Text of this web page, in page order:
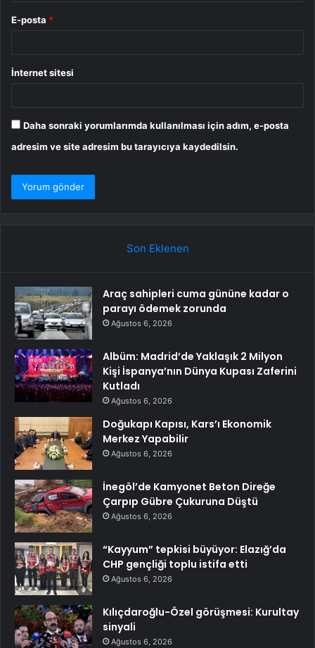
E-posta *
İnternet sitesi
Daha sonraki yorumlarımda kullanılması için adım, e-posta
adresim ve site adresim bu tarayıcıya kaydedilsin.
Son Eklenen
Araç sahipleri cuma gününe kadar o
parayı ödemek zorunda
Ağustos 6, 2026
Albüm: Madrid’de Yaklaşık 2 Milyon
Kişi İspanya’nın Dünya Kupası Zaferini
Kutladı
Ağustos 6, 2026
Doğukapı Kapısı, Kars’ı Ekonomik
Merkez Yapabilir
Ağustos 6, 2026
İnegöl’de Kamyonet Beton Direğe
Çarpıp Gübre Çukuruna Düştü
Ağustos 6, 2026
“Kayyum” tepkisi büyüyor: Elazığ’da
CHP gençliği toplu istifa etti
Ağustos 6, 2026
Kılıçdaroğlu-Özel görüşmesi: Kurultay
sinyali
Ağustos 6, 2026